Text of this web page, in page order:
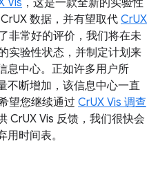
Vis ，这是一款全新的实验性
数据，并有望取代 CrUX
非常好的评价，我们将在未
实验性状态，并制定计划来
息中心。正如许多用户所
不断增加，该信息中心一直
望您继续通过 CrUX Vis 调查
CrUX Vis 反馈，我们很快会
时间表。